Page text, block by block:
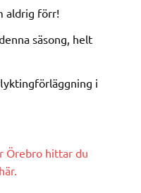
aldrig förr!
säsong, helt
i
Örebro hittar du